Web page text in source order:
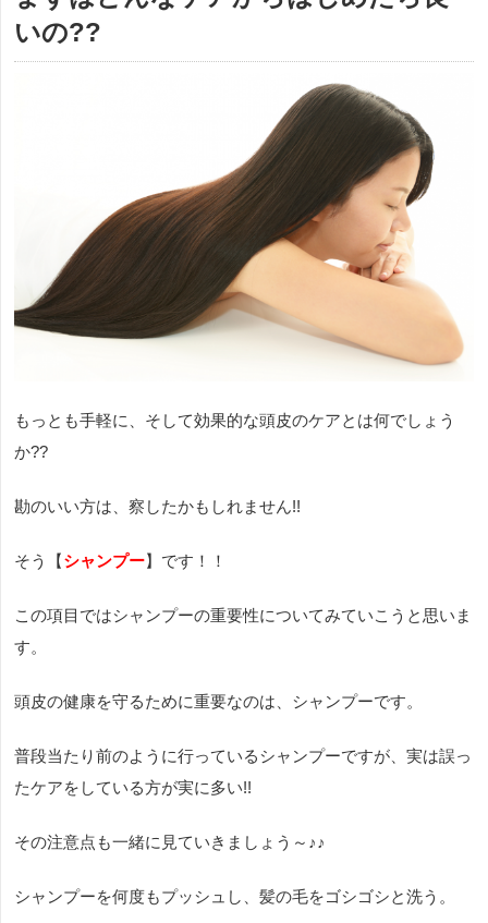
いの??
もっとも手軽に、そして効果的な頭皮のケアとは何でしょう
か??
勘のいい方は、察したかもしれません!!
そう【シャンプー】です！！
この項目ではシャンプーの重要性についてみていこうと思いま
す。
頭皮の健康を守るために重要なのは、シャンプーです。
普段当たり前のように行っているシャンプーですが、実は誤っ
たケアをしている方が実に多い!!
その注意点も一緒に見ていきましょう～♪♪
シャンプーを何度もプッシュし、髪の毛をゴシゴシと洗う。